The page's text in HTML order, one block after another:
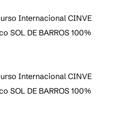
Internacional CINVE
SOL DE BARROS 100%
Internacional CINVE
SOL DE BARROS 100%